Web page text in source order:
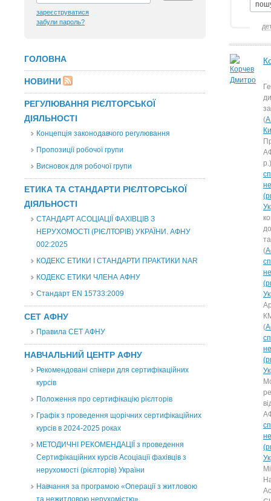
зареєструватися
забули пароль?
ГОЛОВНА
НОВИНИ
РЕГУЛЮВАННЯ РІЄЛТОРСЬКОЇ
ДІЯЛЬНОСТІ
Концепція законодавчого регулювання
Пропозиції робочої групи
Висновок для робочої групи
ЕТИКА ТА СТАНДАРТИ РІЄЛТОРСЬКОЇ
ДІЯЛЬНОСТІ
СТАНДАРТ АСОЦІАЦІЇ ФАХІВЦІВ З
НЕРУХОМОСТІ (РІЄЛТОРІВ) УКРАЇНИ. АФНУ
002:2025
КОДЕКС ЕТИКИ І СТАНДАРТИ ПРАКТИКИ NAR
КОДЕКС ЕТИКИ ЧЛЕНА АФНУ
Стандарт EN 15733:2009
СЕТ АФНУ
Правила СЕТ АФНУ
НАВЧАЛЬНИЙ ЦЕНТР АФНУ
Рекомендовані спікери для сертифікаційних
курсів
Положення про сертифікацію рієлторів
Графік з проведення щорічних сертифікаційних
курсів в 2024-2025 роках
МЕТОДИЧНІ РЕКОМЕНДАЦІЇ з проведення
Сертифікаційних курсів Асоціації фахівців з
нерухомості (рієлторів) України
Навчання за програмою «Операції з житловою
та нежитловою нерухомістю».
(
(
(